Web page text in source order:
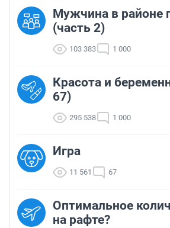
Мужчина в районе
(часть 2)
103 383 1 000
Красота и
67)
295 538 1 000
Игра
11 561 67
Оптимальное
на рафте?